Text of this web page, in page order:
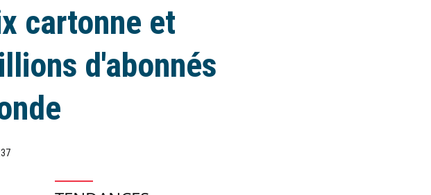
cartonne et
d'abonnés